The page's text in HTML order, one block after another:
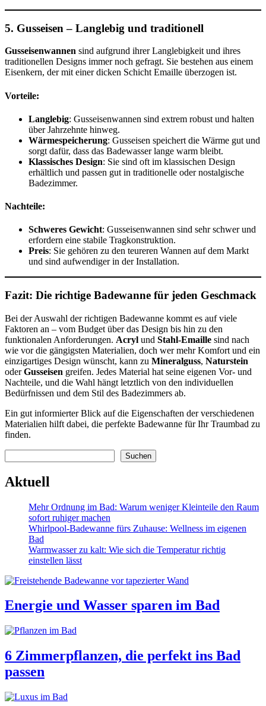
5. Gusseisen – Langlebig und traditionell
Gusseisenwannen sind aufgrund ihrer Langlebigkeit und ihres
traditionellen Designs immer noch gefragt. Sie bestehen aus einem
Eisenkern, der mit einer dicken Schicht Emaille überzogen ist.
Vorteile:
Langlebig: Gusseisenwannen sind extrem robust und halten
über Jahrzehnte hinweg.
Wärmespeicherung: Gusseisen speichert die Wärme gut und
sorgt dafür, dass das Badewasser lange warm bleibt.
Klassisches Design: Sie sind oft im klassischen Design
erhältlich und passen gut in traditionelle oder nostalgische
Badezimmer.
Nachteile:
Schweres Gewicht: Gusseisenwannen sind sehr schwer und
erfordern eine stabile Tragkonstruktion.
Preis: Sie gehören zu den teureren Wannen auf dem Markt
und sind aufwendiger in der Installation.
Fazit: Die richtige Badewanne für jeden Geschmack
Bei der Auswahl der richtigen Badewanne kommt es auf viele
Faktoren an – vom Budget über das Design bis hin zu den
funktionalen Anforderungen. Acryl und Stahl-Emaille sind nach
wie vor die gängigsten Materialien, doch wer mehr Komfort und ein
einzigartiges Design wünscht, kann zu Mineralguss, Naturstein
oderGusseisen greifen. Jedes Material hat seine eigenen Vor- und
Nachteile, und die Wahl hängt letztlich von den individuellen
Bedürfnissen und dem Stil des Badezimmers ab.
Ein gut informierter Blick auf die Eigenschaften der verschiedenen
Materialien hilft dabei, die perfekte Badewanne für Ihr Traumbad zu
finden.
Suchen
Aktuell
Mehr Ordnung im Bad: Warum weniger Kleinteile den Raum
sofort ruhiger machen
Whirlpool-Badewanne fürs Zuhause: Wellness im eigenen
Bad
Warmwasser zu kalt: Wie sich die Temperatur richtig
einstellen lässt
Energie und Wasser sparen im Bad
6 Zimmerpflanzen, die perfekt ins Bad
passen